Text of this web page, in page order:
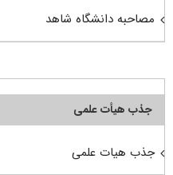
مصاحبه دانشگاه شاهد
جذب هیأت علمی
جذب هیات علمی